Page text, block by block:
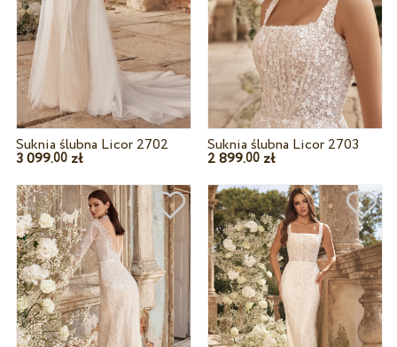
Suknia ślubna Licor 2702
3 099.00zł
Suknia ślubna Licor 2703
2 899.00 zł